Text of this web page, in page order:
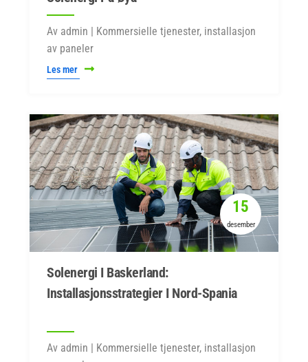
Av admin | Kommersielle tjenester, installasjon
av paneler
Les mer
15
desember
Solenergi I Baskerland:
Installasjonsstrategier I Nord-Spania
Av admin | Kommersielle tjenester, installasjon